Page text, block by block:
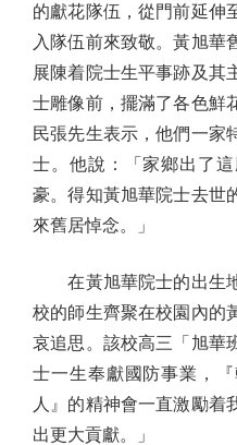
的獻花隊伍，從門前延伸
入隊伍前來致敬。黃旭華
展陳着院士生平事跡及其
士雕像前，擺滿了各色鮮
民張先生表示，他們一家
士。他說：「家鄉出了
豪。得知黃旭華院士去世
來舊居悼念。」
在黃旭華院士的出生地
校的師生齊聚在校園內的
哀追思。該校高三「旭華
士一生奉獻國防事業，
人』的精神會一直激勵着
出更大貢獻。」